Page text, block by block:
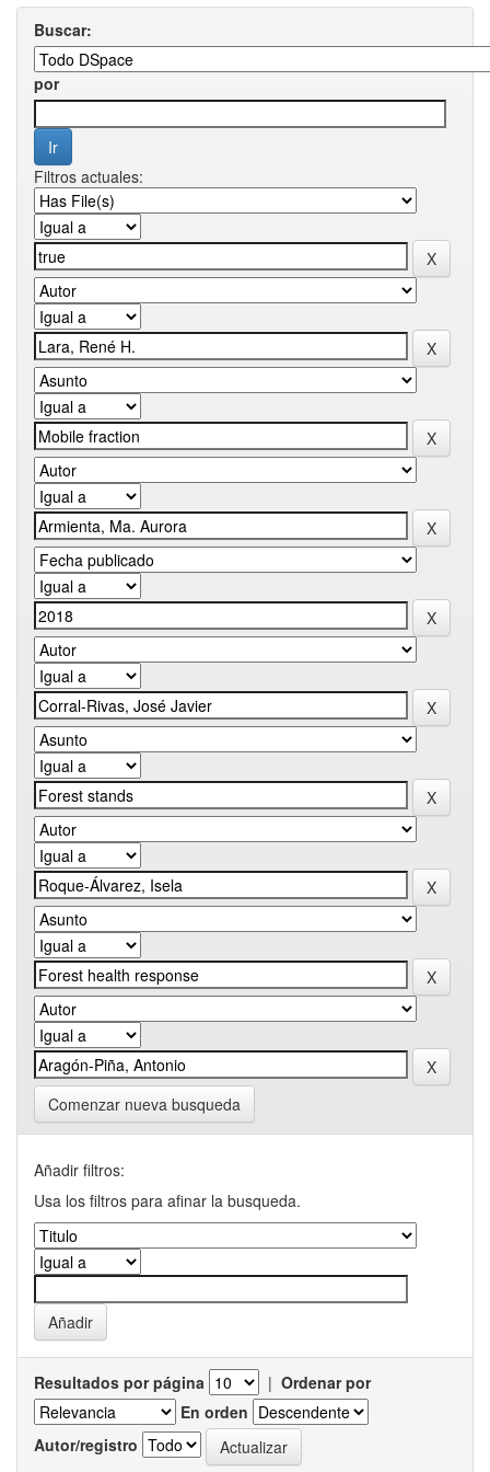
Buscar:
por
Filtros actuales:
Comenzar nueva busqueda
Añadir filtros:
Usa los filtros para afinar la busqueda.
Resultados por página | Ordenar por
En orden
Autor/registro